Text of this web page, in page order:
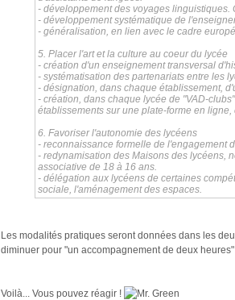
- développement des voyages
- développement systématique de
- généralisation, en lien avec le cadre
5. Placer l'art et la culture au coeur du lycée
- création d'un enseignement transversal
- systématisation des partenariats entre les
- désignation, dans chaque établissement,
- création, dans chaque lycée de "VAD-
établissements sur une plate-forme en
6. Favoriser l'autonomie des lycéens
- reconnaissance formelle de l'engagement
- redynamisation des Maisons des lycéens,
associative de 18 à 16 ans.
- délégation aux lycéens de certaines
sociale, l'aménagement des espaces.
Les modalités pratiques seront données dans les
diminuer pour "un accompagnement de deux
Voilà... Vous pouvez réagir !